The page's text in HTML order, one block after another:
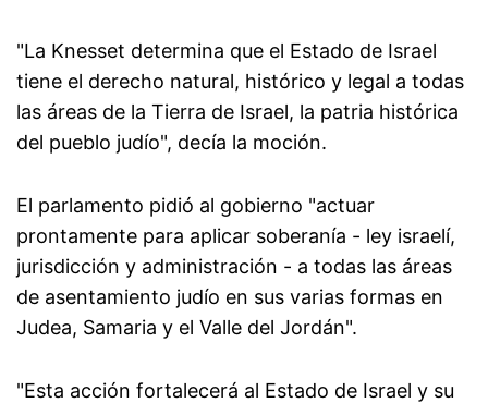
"La Knesset determina que el Estado de Israel
tiene el derecho natural, histórico y legal a todas
las áreas de la Tierra de Israel, la patria histórica
del pueblo judío", decía la moción.
El parlamento pidió al gobierno "actuar
prontamente para aplicar soberanía - ley israelí,
jurisdicción y administración - a todas las áreas
de asentamiento judío en sus varias formas en
Judea, Samaria y el Valle del Jordán".
"Esta acción fortalecerá al Estado de Israel y su